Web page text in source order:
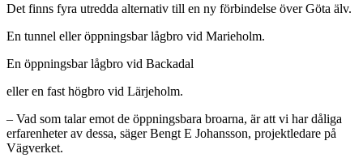
Det finns fyra utredda alternativ till en ny förbindelse över Göta älv.
En tunnel eller öppningsbar lågbro vid Marieholm.
En öppningsbar lågbro vid Backadal
eller en fast högbro vid Lärjeholm.
– Vad som talar emot de öppningsbara broarna, är att vi har dåliga
erfarenheter av dessa, säger Bengt E Johansson, projektledare på
Vägverket.